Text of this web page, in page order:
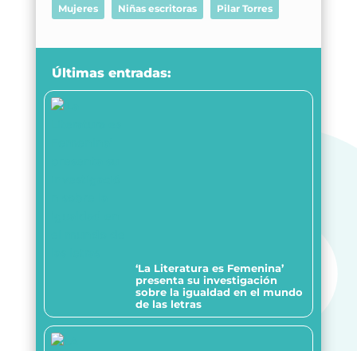
Mujeres Niñas escritoras Pilar Torres
Últimas entradas:
‘La Literatura es Femenina’
presenta su investigación
sobre la igualdad en el mundo
de las letras